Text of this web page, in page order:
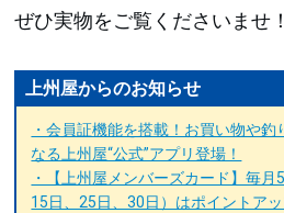
ぜひ実物をご覧くださいませ！
上州屋からのお知らせ
・会員証機能を搭載！お買い物や
なる上州屋“公式”アプリ登場！
・【上州屋メンバーズカード】毎月
15日、25日、30日）はポイントアッ